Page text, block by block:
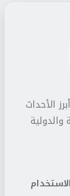
الأحداث
والدولية